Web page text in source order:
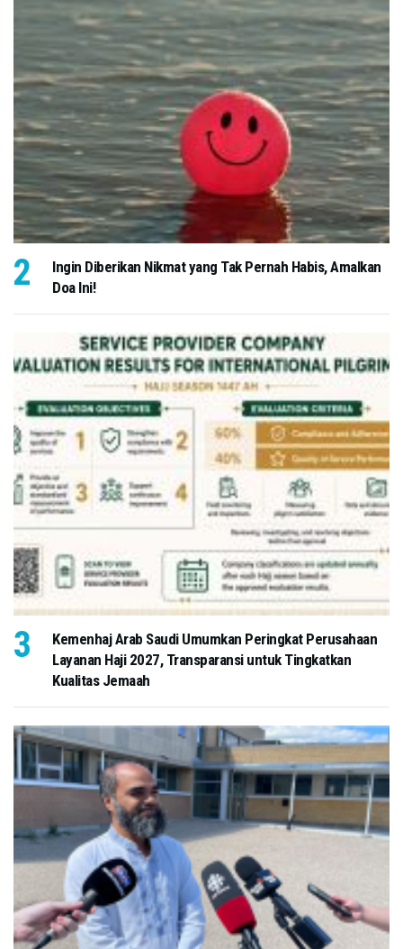
Ingin Diberikan Nikmat yang Tak Pernah Habis, Amalkan
Doa Ini!
Kemenhaj Arab Saudi Umumkan Peringkat Perusahaan
Layanan Haji 2027, Transparansi untuk Tingkatkan
Kualitas Jemaah